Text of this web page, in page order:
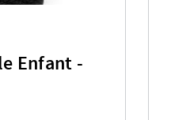
Enfant -